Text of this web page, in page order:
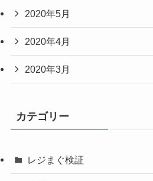
2020年5月
2020年4月
2020年3月
カテゴリー
レジまぐ検証